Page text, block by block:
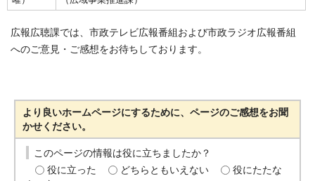
広報広聴課では、市政テレビ広報番組および市政ラジオ広報番組
へのご意見・ご感想をお待ちしております。
より良いホームページにするために、ページのご感想をお聞
かせください。
このページの情報は役に立ちましたか？
役に立った
どちらともいえない
役にたたな